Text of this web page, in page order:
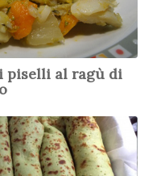
piselli al ragù di